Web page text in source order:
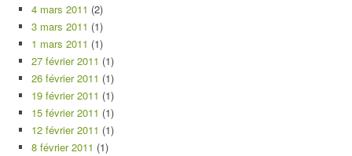
4 mars 2011 (2)
3 mars 2011 (1)
1 mars 2011 (1)
27 février 2011 (1)
26 février 2011 (1)
19 février 2011 (1)
15 février 2011 (1)
12 février 2011 (1)
8 février 2011 (1)